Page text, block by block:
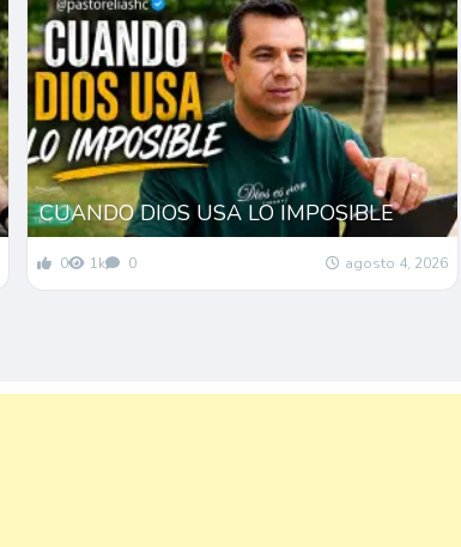
CUANDO DIOS USA LO IMPOSIBLE
0 1k 0 agosto 4, 2026